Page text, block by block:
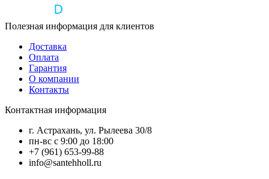
Полезная информация для клиентов
Доставка
Оплата
Гарантия
О компании
Контакты
Контактная информация
г. Астрахань, ул. Рылеева 30/8
пн-вс с 9:00 до 18:00
+7 (961) 653-99-88
info@santehholl.ru